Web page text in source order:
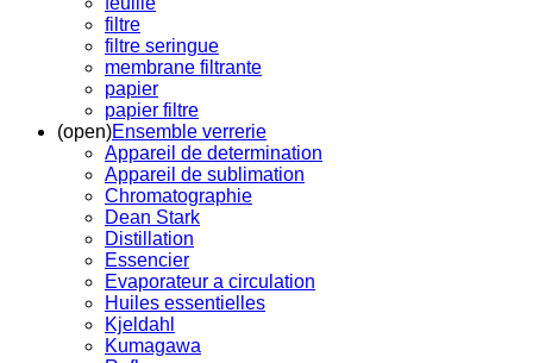
filtre
filtre seringue
membrane filtrante
papier
papier filtre
(open)Ensemble verrerie
Appareil de determination
Appareil de sublimation
Chromatographie
Dean Stark
Distillation
Essencier
Evaporateur a circulation
Huiles essentielles
Kjeldahl
Kumagawa